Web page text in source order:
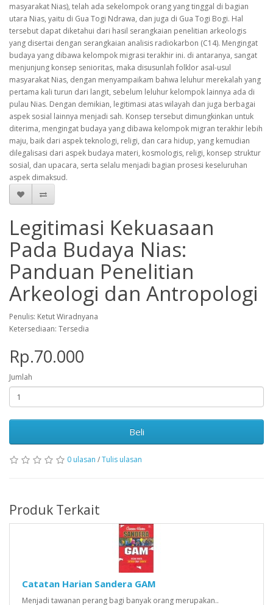
masyarakat Nias), telah ada sekelompok orang yang tinggal di bagian
utara Nias, yaitu di Gua Togi Ndrawa, dan juga di Gua Togi Bogi. Hal
tersebut dapat diketahui dari hasil serangkaian penelitian arkeologis
yang disertai dengan serangkaian analisis radiokarbon (C14). Mengingat
budaya yang dibawa kelompok migrasi terakhir ini. di antaranya, sangat
menjunjung konsep senioritas, maka disusunlah folklor asal-usul
masyarakat Nias, dengan menyampaikam bahwa leluhur merekalah yang
pertama kali turun dari langit, sebelum leluhur kelompok lainnya ada di
pulau Nias. Dengan demikian, legitimasi atas wilayah dan juga berbagai
aspek sosial lainnya menjadi sah. Konsep tersebut dimungkinkan untuk
diterima, mengingat budaya yang dibawa kelompok migran terakhir lebih
maju, baik dari aspek teknologi, religi, dan cara hidup, yang kemudian
dilegalisasi dari aspek budaya materi, kosmologis, religi, konsep struktur
sosial, dan upacara, serta selalu menjadi bagian prosesi keseluruhan
aspek dimaksud.
Legitimasi Kekuasaan
Pada Budaya Nias:
Panduan Penelitian
Arkeologi dan Antropologi
Penulis: Ketut Wiradnyana
Ketersediaan: Tersedia
Rp.70.000
Jumlah
Beli
0 ulasan /Tulis ulasan
Produk Terkait
Catatan Harian Sandera GAM
Menjadi tawanan perang bagi banyak orang merupakan..